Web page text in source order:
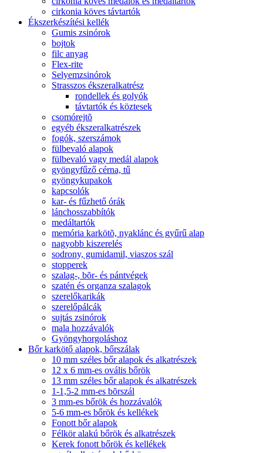
cirkonia köves távtartók
Ékszerkészítési kellék
Gumis zsinórok
bojtok
filc anyag
Flex-rite
Selyemzsinórok
Strasszos ékszeralkatrész
rondellek és golyók
távtartók és köztesek
csomórejtõ
egyéb ékszeralkatrészek
fogók, szerszámok
fülbevaló alapok
fülbevaló vagy medál alapok
gyöngyfűző cérna, tű
gyöngykupakok
kapcsolók
kar- és fűzhető órák
lánchosszabbítók
medáltartók
memória karkötõ, nyaklánc és gyűrű alap
nagyobb kiszerelés
sodrony, gumidamil, viaszos szál
stopperek
szalag-, bõr- és pántvégek
szatén és organza szalagok
szerelőkarikák
szerelőpálcák
sujtás zsinórok
mala hozzávalók
Gyöngyhorgoláshoz
Bőr karkötő alapok, bőrszálak
10 mm széles bőr alapok és alkatrészek
12 x 6 mm-es ovális bőrök
13 mm széles bőr alapok és alkatrészek
1-1,5-2 mm-es bõrszál
3 mm-es bőrök és hozzávalók
5-6 mm-es bőrök és kellékek
Fonott bőr alapok
Félkör alakú bőrök és alkatrészek
Kerek fonott bőrök és kellékek